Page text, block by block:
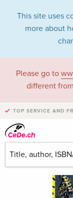
This site uses
more about
Please go to
different
TOP SERVICE AND